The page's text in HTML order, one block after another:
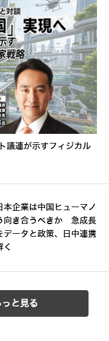
議連が示すフィジカル
本企業は中国ヒューマノ
向き合うべきか 急成長
データと政策、日中連携
く
と見る